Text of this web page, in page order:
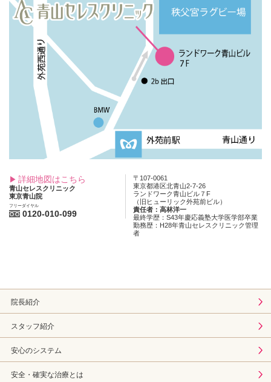
詳細地図はこちら
青山セレスクリニック
東京青山院
フリーダイヤル
0120-010-099
〒107-0061
東京都港区北青山2-7-26
ランドワーク青山ビル７F
（旧ヒューリック外苑前ビル）
責任者：高林洋一
最終学歴：S43年慶応義塾大学医学部卒業
勤務歴：H28年青山セレスクリニック管理
者
院長紹介
スタッフ紹介
安心のシステム
安全・確実な治療とは